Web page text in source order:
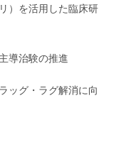
）を活用した臨床研
導治験の推進
ッグ・ラグ解消に向